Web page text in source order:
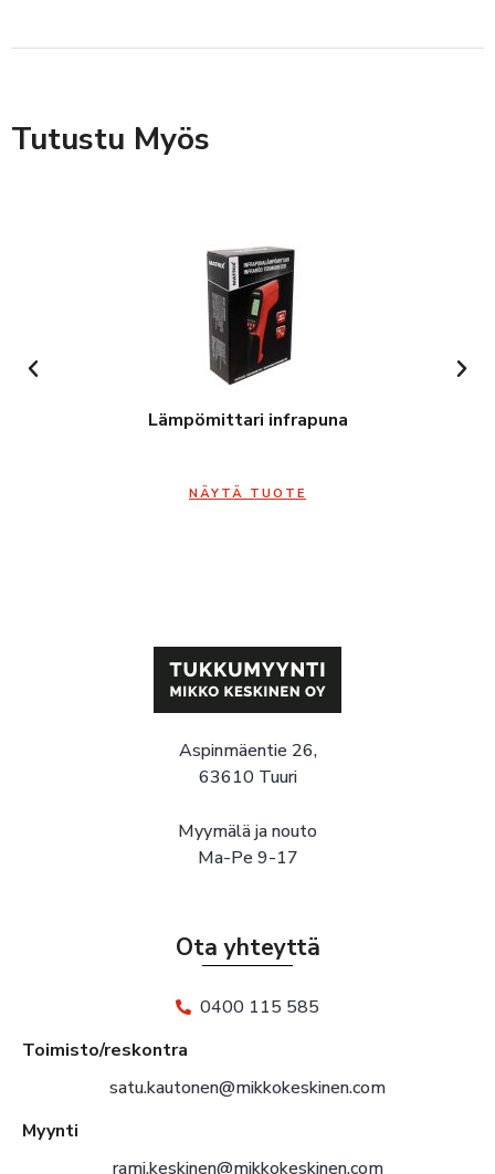
Tutustu Myös
Lämpömittari infrapuna
NÄYTÄ TUOTE
Aspinmäentie 26,
63610 Tuuri
Myymälä ja nouto
Ma-Pe 9-17
Ota yhteyttä
0400 115 585
Toimisto/reskontra
satu.kautonen@mikkokeskinen.com
Myynti
rami.keskinen@mikkokeskinen.com